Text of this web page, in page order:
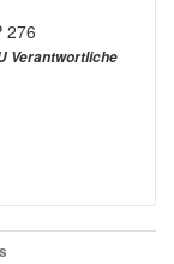
276
Verantwortliche